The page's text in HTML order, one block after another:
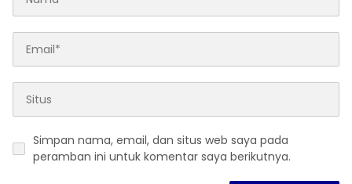
Simpan nama, email, dan situs web saya pada
peramban ini untuk komentar saya berikutnya.